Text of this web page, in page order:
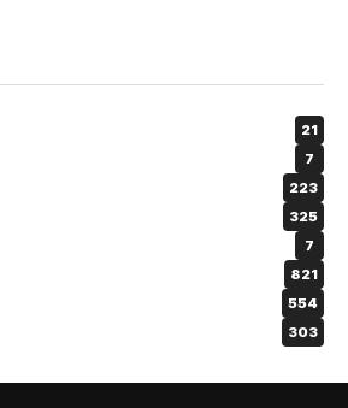
21
7
223
325
7
821
554
303